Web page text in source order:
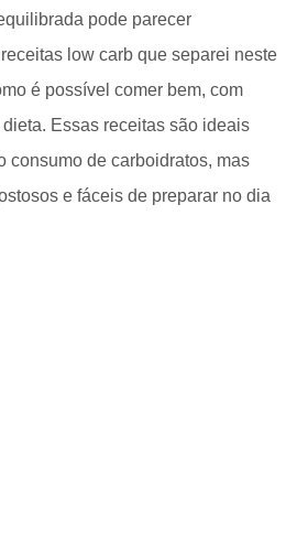
pode parecer
low carb que separei neste
é possível comer bem, com
Essas receitas são ideais
consumo de carboidratos, mas
e fáceis de preparar no dia